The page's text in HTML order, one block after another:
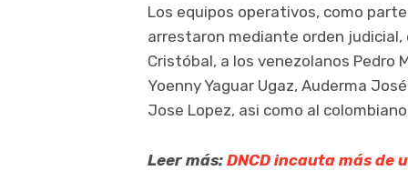
Los equipos operativos, como
arrestaron mediante orden judicial,
Cristóbal, a los venezolanos Pedro
Yoenny Yaguar Ugaz, Auderma
Jose Lopez, asi como al
Leer más: DNCD incauta más de